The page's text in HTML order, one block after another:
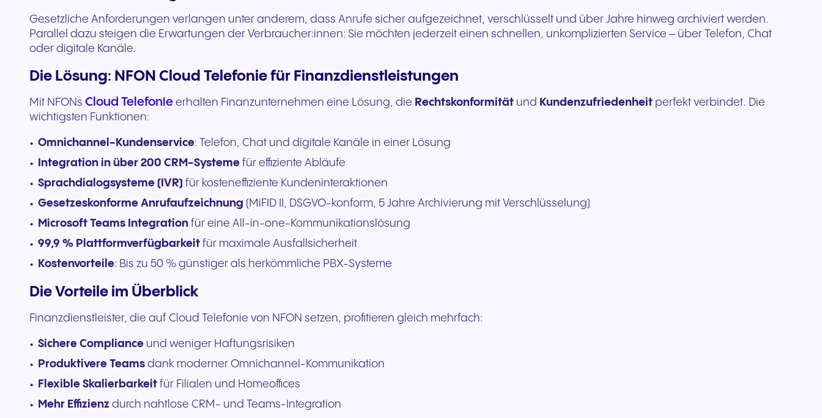
Nahtlose Kommunikation für
herausragende
Zuverlässige Kommunikation
für reaktionsschnelle
Gesetzliche Anforderungen verlangen unter anderem, dass Anrufe sicher aufgezeichnet, verschlüsselt und über Jahre hinweg archiviert werden.
Parallel dazu steigen die Erwartungen der Verbraucher:innen: Sie möchten jederzeit einen schnellen, unkomplizierten Service – über Telefon, Chat
oder digitale Kanäle.
Die Lösung: NFON Cloud Telefonie für Finanzdienstleistungen
Mit NFONs Cloud Telefonie erhalten Finanzunternehmen eine Lösung, die Rechtskonformität und Kundenzufriedenheit perfekt verbindet. Die
wichtigsten Funktionen:
Omnichannel-Kundenservice: Telefon, Chat und digitale Kanäle in einer Lösung
Integration in über 200 CRM-Systeme für effiziente Abläufe
Sprachdialogsysteme (IVR) für kosteneffiziente Kundeninteraktionen
Gesetzeskonforme Anrufaufzeichnung (MiFID II, DSGVO-konform, 5 Jahre Archivierung mitVerschlüsselung)
Microsoft Teams Integration für eine All-in-one-Kommunikationslösung
99,9 % Plattformverfügbarkeit für maximale Ausfallsicherheit
Kostenvorteile: Bis zu 50 % günstiger als herkömmliche PBX-Systeme
Die Vorteile im Überblick
Finanzdienstleister, die auf Cloud Telefonie von NFON setzen, profitieren gleich mehrfach:
Sichere Compliance und weniger Haftungsrisiken
Produktivere Teams dank moderner Omnichannel-Kommunikation
Flexible Skalierbarkeit für Filialen und Homeoffices
Mehr Effizienz durch nahtlose CRM- und Teams-Integration